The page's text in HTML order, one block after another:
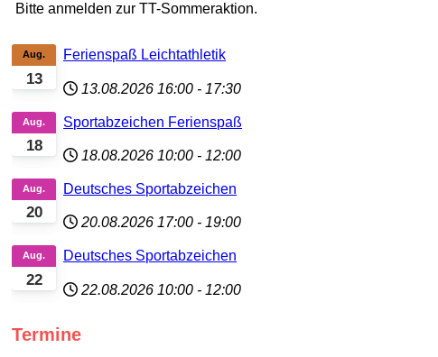
Bitte anmelden zur TT-Sommeraktion.
13
Aug. Ferienspaß Leichtathletik
13.08.2026 16:00 - 17:30
18
Aug. Sportabzeichen Ferienspaß
18.08.2026 10:00 - 12:00
20
Aug. Deutsches Sportabzeichen
20.08.2026 17:00 - 19:00
22
Aug. Deutsches Sportabzeichen
22.08.2026 10:00 - 12:00
Termine